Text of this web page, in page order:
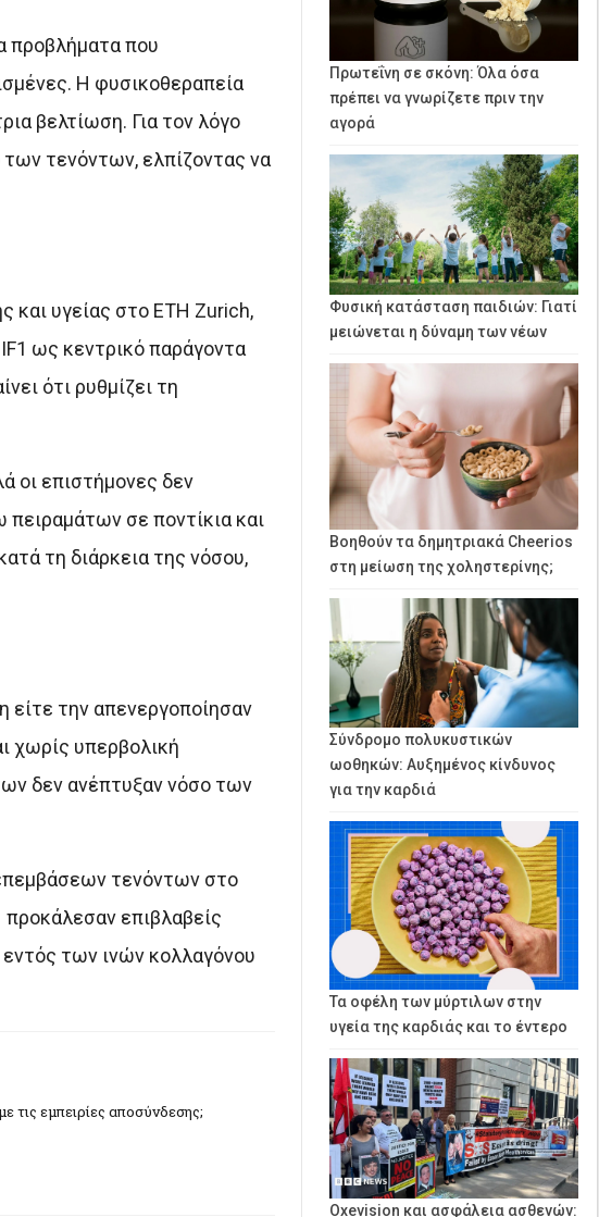
προβλήματα που
Η φυσικοθεραπεία
βελτίωση. Για τον λόγο
τενόντων, ελπίζοντας να
και υγείας στο ETH Zurich,
ως κεντρικό παράγοντα
ότι ρυθμίζει τη
οι επιστήμονες δεν
σε ποντίκια και
τη διάρκεια της νόσου,
είτε την απενεργοποίησαν
χωρίς υπερβολική
δεν ανέπτυξαν νόσο των
τενόντων στο
επιβλαβείς
των ινών κολλαγόνου
τις εμπειρίες αποσύνδεσης;
Πρωτεΐνη σε σκόνη: Όλα όσα
πρέπει να γνωρίζετε πριν την
αγορά
Φυσική κατάσταση παιδιών: Γιατί
μειώνεται η δύναμη των νέων
Βοηθούν τα δημητριακά Cheerios
στη μείωση της χοληστερίνης;
Σύνδρομο πολυκυστικών
ωοθηκών: Αυξημένος κίνδυνος
για την καρδιά
Τα οφέλη των μύρτιλων στην
υγεία της καρδιάς και το έντερο
Oxevision και ασφάλεια ασθενών: